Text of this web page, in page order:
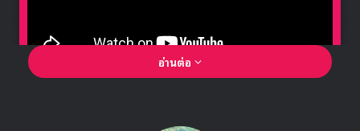
🎙GYUBIN ปลื้มเมืองไทยขนาดไหน? ถึงกลับมาถ่าย
อ่านต่อ